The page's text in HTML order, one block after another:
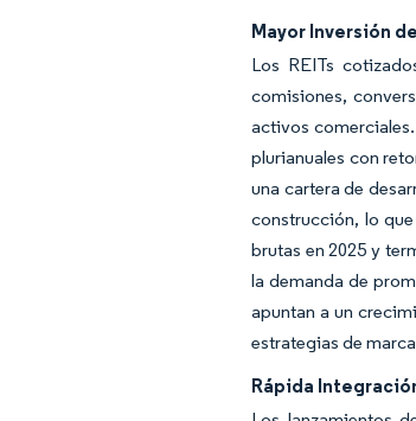
Mayor Inversión
Los REITs
comisiones,
activos
plurianuales con
una cartera de
construcción, lo
brutas en 2025 y
la demanda de
apuntan a un
estrategias de
Rápida